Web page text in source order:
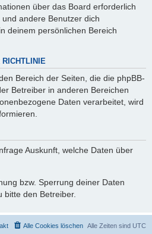
über das Board erforderlich
andere Benutzer dich
deinem persönlichen Bereich
RICHTLINIE
Bereich der Seiten, die die phpBB-
Betreiber in anderen Bereichen
Daten verarbeitet, wird
Auskunft, welche Daten über
bzw. Sperrung deiner Daten
bitte den Betreiber.
Alle Zeiten sind UTC
Alle Cookies löschen